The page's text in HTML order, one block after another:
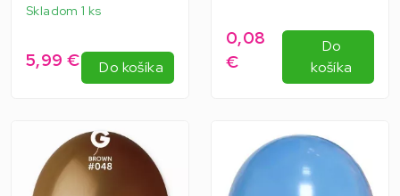
Skladom 1 ks
5,99 € Do košíka
0,08
€
Do
košíka